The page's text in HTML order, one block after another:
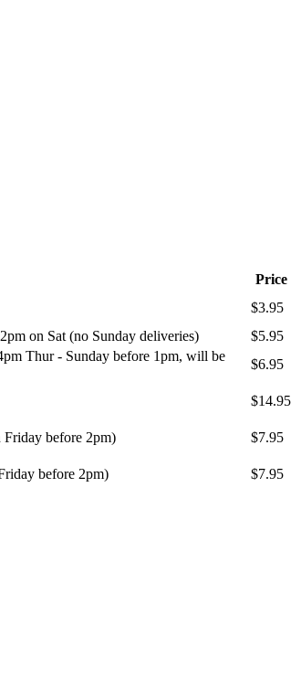
Price
$3.95
on Sat (no Sunday deliveries)
$5.95
Thur - Sunday before 1pm, will be
$6.95
$14.95
before 2pm)
$7.95
before 2pm) $7.95